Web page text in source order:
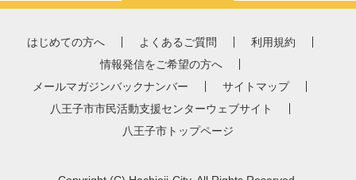
はじめての方へ よくあるご質問
利用規約
情報発信をご希望の方へ
メールマガジンバックナンバー
サイトマップ
八王子市市民活動支援センターウェブサイト
八王子市トップページ